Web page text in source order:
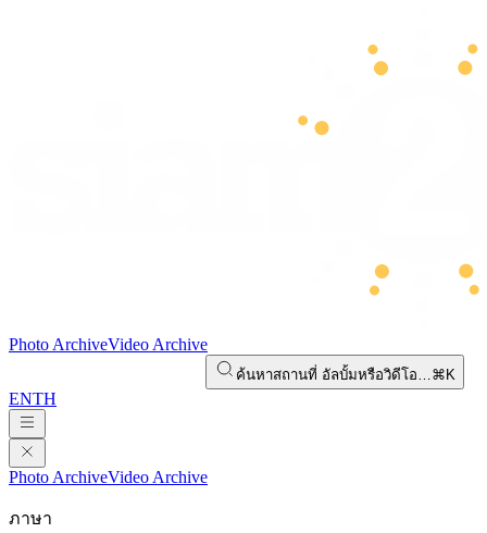
Photo ArchiveVideo Archive
ค้นหาสถานที่ อัลบั้มหรือวิดีโอ…⌘K
ENTH
Photo ArchiveVideo Archive
ภาษา